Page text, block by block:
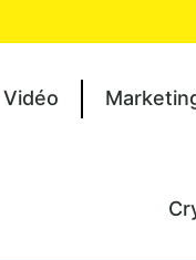
Vidéo